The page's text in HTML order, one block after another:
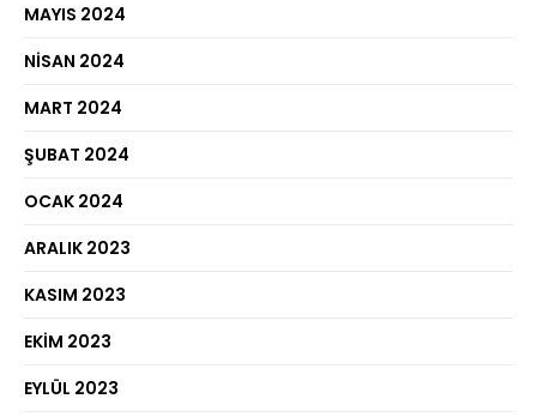
MAYIS 2024
NISAN 2024
MART 2024
ŞUBAT 2024
OCAK 2024
ARALIK 2023
KASIM 2023
EKIM 2023
EYLÜL 2023